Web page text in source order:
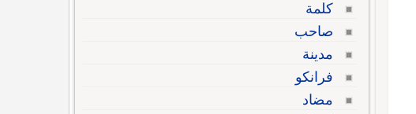
كلمة
صاحب
مدينة
فرانكو
مضاد